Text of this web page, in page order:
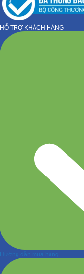
HỖ TRỢ KHÁCH HÀNG
Hướng dẫn mua hàng